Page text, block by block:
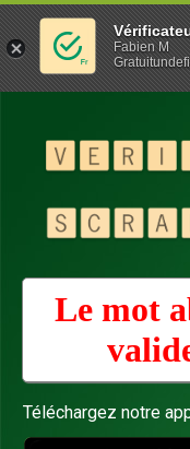
Le mot
Téléchargez notre
Fabien M